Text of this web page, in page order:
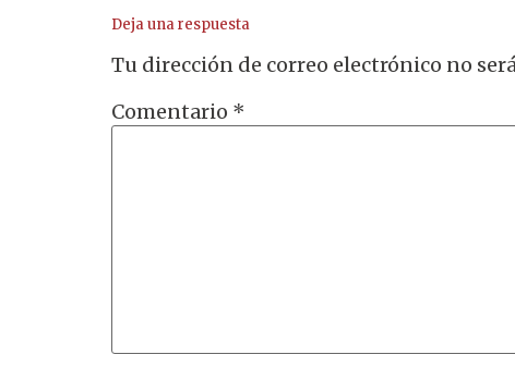
Deja una respuesta
Tu dirección de correo electrónico no
Comentario *